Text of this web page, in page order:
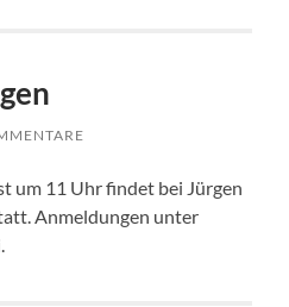
um 11 Uhr findet bei Jürgen
Anmeldungen unter